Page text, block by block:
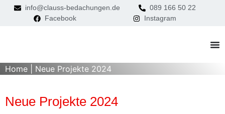
info@clauss-bedachungen.de
089 166 50 22
Facebook
Instagram
Home Neue Projekte 2024
Neue Projekte 2024